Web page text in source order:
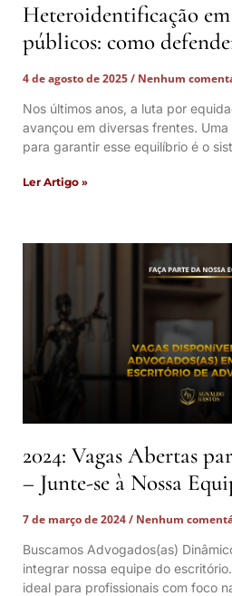
Heteroidentificação
públicos: como
4 de agosto de 2025
Nenhum
Nos últimos anos, a luta por
avançou em diversas frentes.
para garantir esse equilíbrio é o
Ler Artigo »
2024: Vagas Abertas
– Junte-se à Nossa
7 de março de 2024
Nenhum
Buscamos Advogados(as)
integrar nossa equipe do
ideal para profissionais com foco